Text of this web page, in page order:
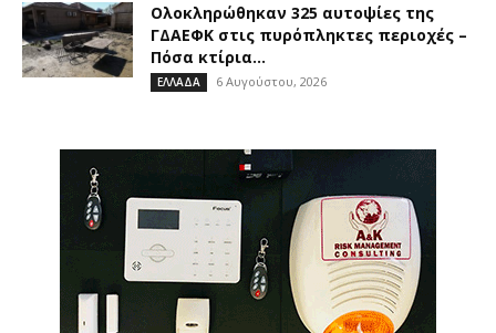
Ολοκληρώθηκαν 325 αυτοψίες της
ΓΔΑΕΦΚ στις πυρόπληκτες περιοχές –
Πόσα κτίρια...
ΕΛΛΑΔΑ 6 Αυγούστου, 2026